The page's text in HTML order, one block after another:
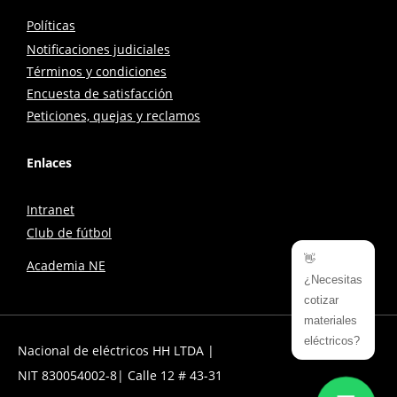
Políticas
Notificaciones judiciales
Términos y condiciones
Encuesta de satisfacción
Peticiones, quejas y reclamos
Enlaces
Intranet
Club de fútbol
Academia NE
👋
¿Necesitas
cotizar
materiales
eléctricos?
Nacional de eléctricos HH LTDA |
NIT 830054002-8| Calle 12 # 43-31